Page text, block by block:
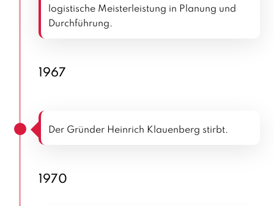
logistische Meisterleistung in Planung und
Durchführung.
1967
Der Gründer Heinrich Klauenberg stirbt.
1970